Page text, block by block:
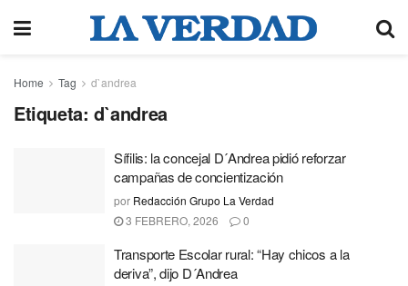
Home Tag d`andrea
Etiqueta: d`andrea
Sífilis: la concejal D´Andrea pidió reforzar
campañas de concientización
por Redacción Grupo La Verdad
3 FEBRERO, 2026
0
Transporte Escolar rural: “Hay chicos a la
deriva”, dijo D´Andrea